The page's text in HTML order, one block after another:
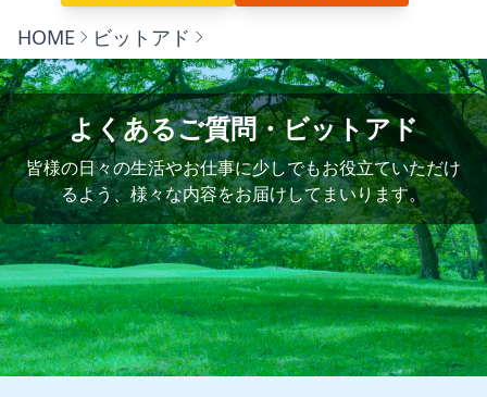
HOME ビットアド
よくあるご質問・ビットアド
皆様の日々の生活やお仕事に少しでもお役立ていただけ
るよう、様々な内容をお届けしてまいります。